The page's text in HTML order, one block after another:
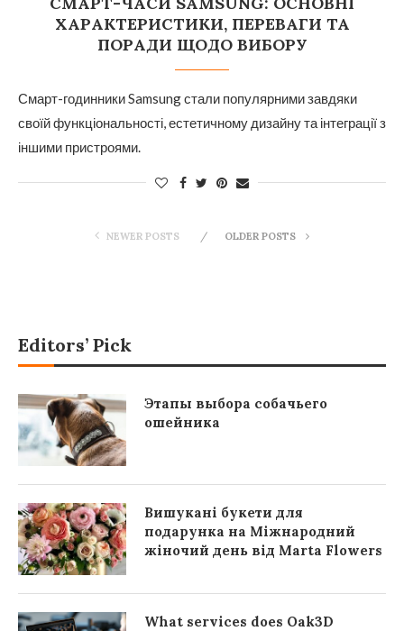
ХАРАКТЕРИСТИКИ, ПЕРЕВАГИ ТА
ПОРАДИ ЩОДО ВИБОРУ
Смарт-годинники Samsung стали популярними завдяки
своїй функціональності, естетичному дизайну та інтеграції з
іншими пристроями.
NEWER POSTS OLDER POSTS
Editors’ Pick
Этапы выбора собачьего
ошейника
Вишукані букети для
подарунка на Міжнародний
жіночий день від Marta Flowers
What services does Oak3D